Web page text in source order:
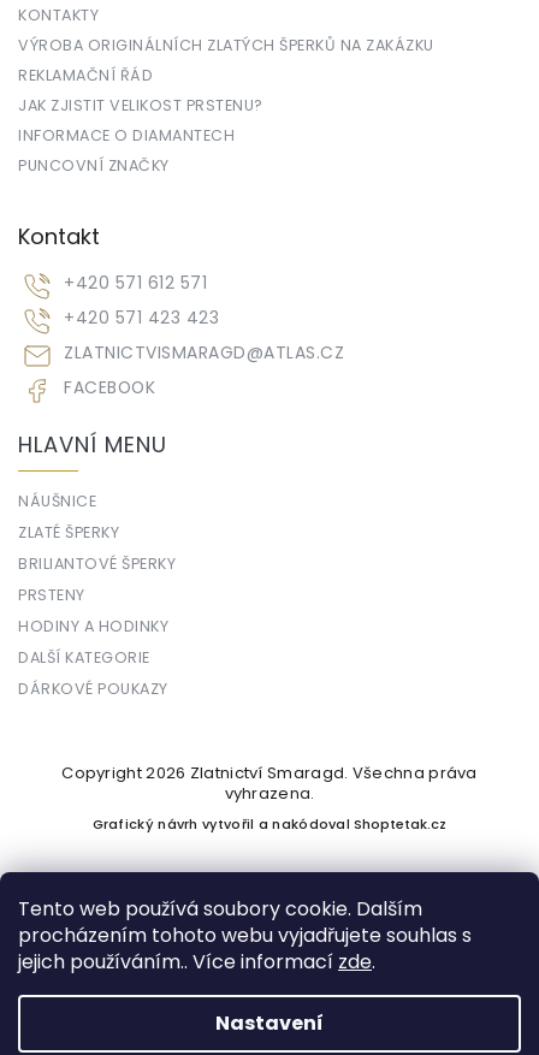
Tento web používá soubory cookie. Dalším
procházením tohoto webu vyjadřujete souhlas s
jejich používáním.. Více informací zde.
Nastavení
KONTAKTY
VÝROBA ORIGINÁLNÍCH ZLATÝCH ŠPERKŮ NA ZAKÁZKU
REKLAMAČNÍ ŘÁD
JAK ZJISTIT VELIKOST PRSTENU?
INFORMACE O DIAMANTECH
PUNCOVNÍ ZNAČKY
Kontakt
ZLATNICTVISMARAGD@ATLAS.CZ
+420 571 612 571
+420 571 423 423
FACEBOOK
HLAVNÍ MENU
NÁUŠNICE
ZLATÉ ŠPERKY
BRILIANTOVÉ ŠPERKY
PRSTENY
HODINY A HODINKY
DALŠÍ KATEGORIE
DÁRKOVÉ POUKAZY
Vytvořil Shoptet
Copyright 2026 Zlatnictví Smaragd. Všechna práva
vyhrazena.
Grafický návrh vytvořil a nakódovalShoptetak.cz
Podle zákona o evidenci tržeb je prodávající povinen vystavit